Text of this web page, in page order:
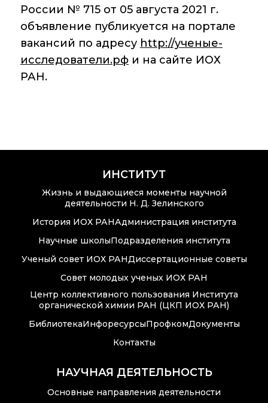
России № 715 от 05 августа 2021 г.
объявление публикуется на портале
вакансий по адресу http://ученые-
исследователи.рф и на сайте ИОХ
РАН.
ИНСТИТУТ
Жизнь и выдающиеся моменты научной
деятельности Н. Д. Зелинского
История ИОХ РАНАдминистрация института
Научные школыПодразделения института
Ученый совет ИОХ РАНДиссертационные советы
Совет молодых ученых ИОХ РАН
Центр коллективного пользования Института
органической химии РАН (ЦКП ИОХ РАН)
БиблиотекаИнфоресурсыПрофкомДокументы
Контакты
НАУЧНАЯ ДЕЯТЕЛЬНОСТЬ
Основные направления деятельности